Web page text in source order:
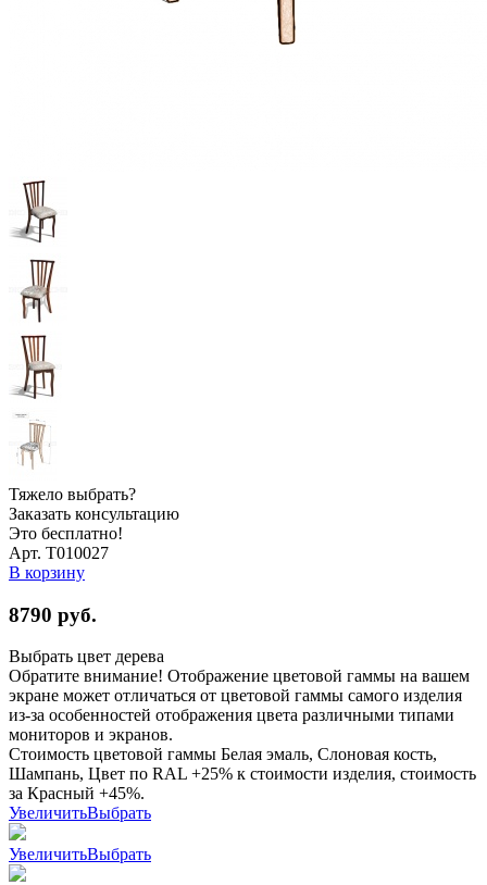
Тяжело выбрать?
Заказать консультацию
Это бесплатно!
Арт. Т010027
В корзину
8790 руб.
Выбрать цвет дерева
Обратите внимание! Отображение цветовой гаммы на вашем
экране может отличаться от цветовой гаммы самого изделия
из-за особенностей отображения цвета различными типами
мониторов и экранов.
Стоимость цветовой гаммы Белая эмаль, Слоновая кость,
Шампань, Цвет по RAL +25% к стоимости изделия, стоимость
за Красный +45%.
УвеличитьВыбрать
УвеличитьВыбрать